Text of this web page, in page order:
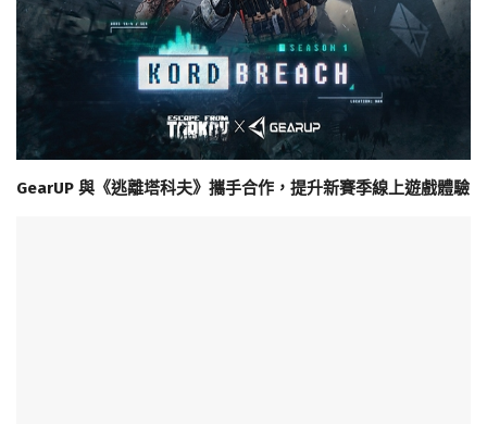
GearUP 與《逃離塔科夫》攜手合作，提升新賽季線上遊戲體驗